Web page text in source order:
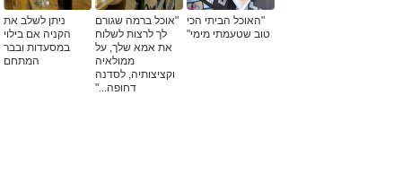
"האוכל הביתי הכי
טוב שטעמתי מימי"
"אוכל ברמה שגורם
לך לרצות לשלוח
את אמא שלך, על
ממולאיה
וקציצותיה, לסדנה
דחופה..."
ניתן לשלב את
הקניה אם בילוי
במסעדות ובבר
המתחם